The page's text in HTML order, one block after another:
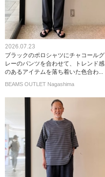
2026.07.23
ブラックのポロシャツにチャコールグ
レーのパンツを合わせて、トレンド感
のあるアイテムを落ち着いた色合わ...
BEAMS OUTLET Nagashima